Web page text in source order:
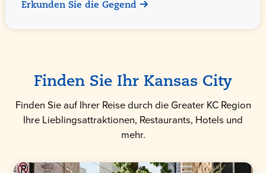
Erkunden Sie die Gegend
Finden Sie Ihr Kansas City
Finden Sie auf Ihrer Reise durch die Greater KC Region
Ihre Lieblingsattraktionen, Restaurants, Hotels und
mehr.